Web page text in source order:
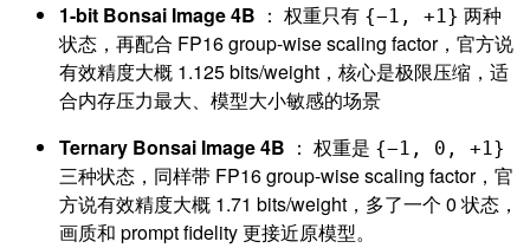
1-bit Bonsai Image 4B ： 权重只有 {−1, +1} 两种
状态，再配合 FP16 group-wise scaling factor，官方说
有效精度大概 1.125 bits/weight，核心是极限压缩，适
合内存压力最大、模型大小敏感的场景
Ternary Bonsai Image 4B ： 权重是 {−1, 0, +1}
三种状态，同样带 FP16 group-wise scaling factor，官
方说有效精度大概 1.71 bits/weight，多了一个 0 状态，
画质和 prompt fidelity 更接近原模型。